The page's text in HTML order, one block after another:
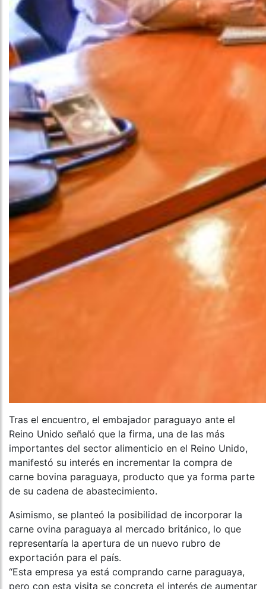
Tras el encuentro, el embajador paraguayo ante el
Reino Unido señaló que la firma, una de las más
importantes del sector alimenticio en el Reino Unido,
manifestó su interés en incrementar la compra de
carne bovina paraguaya, producto que ya forma parte
de su cadena de abastecimiento.
Asimismo, se planteó la posibilidad de incorporar la
carne ovina paraguaya al mercado británico, lo que
representaría la apertura de un nuevo rubro de
exportación para el país.
“Esta empresa ya está comprando carne paraguaya,
pero con esta visita se concreta el interés de aumentar